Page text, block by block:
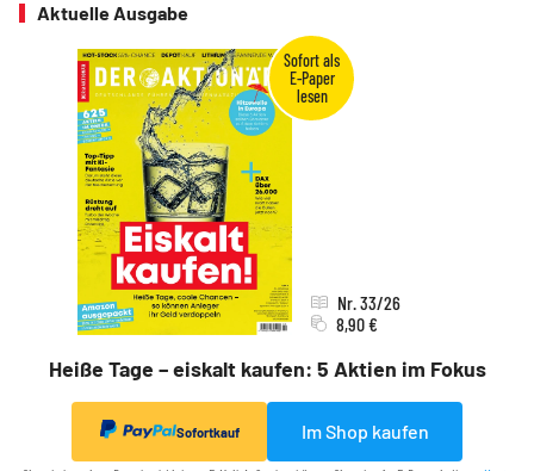
Aktuelle Ausgabe
Heiße Tage – eiskalt kaufen: 5 Aktien im Fokus
Nr. 33/26
8,90 €
Sofortkauf Im Shop kaufen